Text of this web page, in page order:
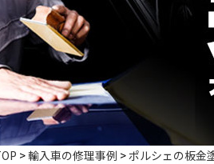
>輸入車の修理事例 >ポルシェの板金